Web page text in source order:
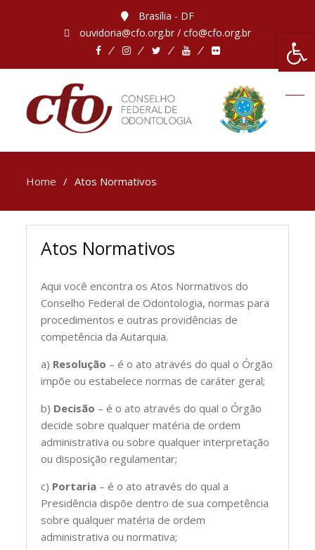
Brasília - DF
ouvidoria@cfo.org.br / cfo@cfo.org.br
Home Atos Normativos
Atos Normativos
Aqui você encontra os Atos Normativos do
Conselho Federal de Odontologia, normas para
procedimentos e outras providências de
competência da Autarquia.
a) Resolução – é o ato através do qual o Órgão
impõe ou estabelece normas de caráter geral;
b) Decisão – é o ato através do qual o Órgão
decide sobre qualquer matéria de ordem
administrativa ou sobre qualquer interpretação
ou disposição regulamentar;
c) Portaria – é o ato através do qual a
Presidência dispõe dentro de sua competência
sobre qualquer matéria de ordem
administrativa ou normativa;